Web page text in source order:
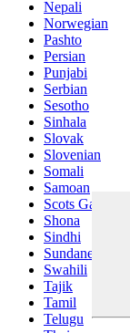
Nepali
Norwegian
Pashto
Persian
Punjabi
Serbian
Sesotho
Sinhala
Slovak
Slovenian
Somali
Samoan
Scots Gaelic
Shona
Sindhi
Sundanese
Swahili
Tajik
Tamil
Telugu